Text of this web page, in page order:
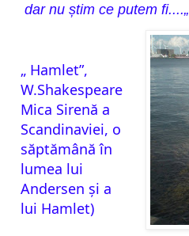
dar nu știm ce putem fi....„
„ Hamlet”,
W.Shakespeare
Mica Sirenă a
Scandinaviei, o
săptămână în
lumea lui
Andersen și a
lui Hamlet)